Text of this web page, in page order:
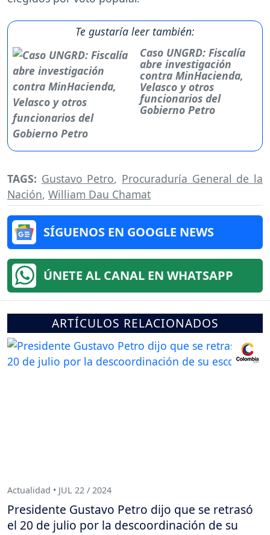
Te gustaría leer también:
Caso UNGRD: Fiscalía
abre investigación
contra MinHacienda,
Velasco y otros
funcionarios del
Gobierno Petro
TAGS: Gustavo Petro
Procuraduría General de la
Nación,William Dau Chamat
SÍGUENOS EN GOOGLE NEWS
ÚNETE AL CANAL EN WHATSAPP
ARTÍCULOS RELACIONADOS
Actualidad • JUL 22 / 2024
Presidente Gustavo Petro dijo que se retrasó
el 20 de julio por la descoordinación de su